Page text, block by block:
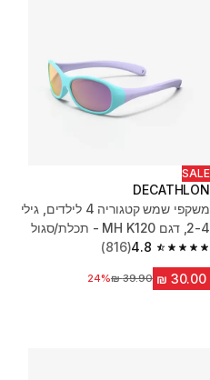
SALE
DECATHLON
משקפי שמש קטגוריה 4 לילדים, גילי
2-4, דגם MH K120 - תכלת/סגול
4.8
4.8 out of 5 stars from 816 reviews
(816)
מחיר לפני הנחה‏39.90 ₪
24%